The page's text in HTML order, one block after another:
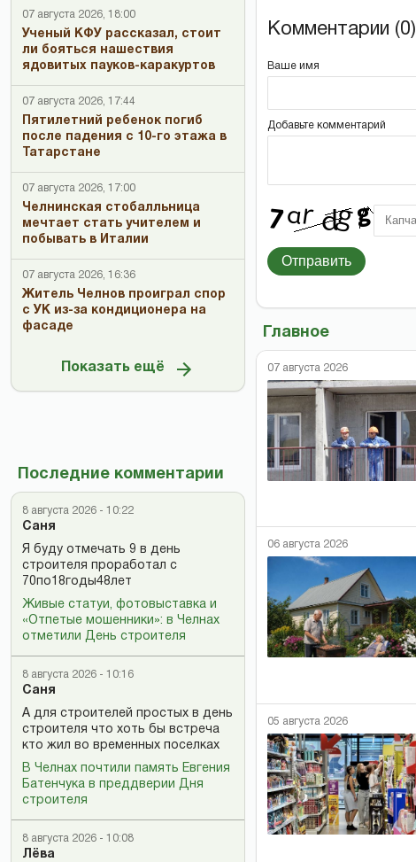
07 августа 2026, 18:00
Ученый КФУ рассказал, стоит
ли бояться нашествия
ядовитых пауков-каракуртов
07 августа 2026, 17:44
Пятилетний ребенок погиб
после падения с 10-го этажа в
Татарстане
07 августа 2026, 17:00
Челнинская стобалльница
мечтает стать учителем и
побывать в Италии
07 августа 2026, 16:36
Житель Челнов проиграл спор
с УК из-за кондиционера на
фасаде
Показать ещё
Последние комментарии
8 августа 2026 - 10:22
Саня
Я буду отмечать 9 в день
строителя проработал с
70по18годы48лет
Живые статуи, фотовыставка и
«Отпетые мошенники»: в Челнах
отметили День строителя
8 августа 2026 - 10:16
Саня
А для строителей простых в день
строителя что хоть бы встреча
кто жил во временных поселках
В Челнах почтили память Евгения
Батенчука в преддверии Дня
строителя
8 августа 2026 - 10:08
Лёва
Комментарии (0)
Ваше имя
Добавьте комментарий
Отправить
Главное
07 августа 2026
06 августа 2026
05 августа 2026